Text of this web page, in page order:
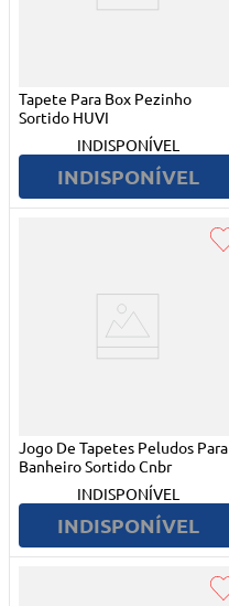
Tapete Para Box Pezinho
Sortido HUVI
INDISPONÍVEL
INDISPONÍVEL
Jogo De Tapetes Peludos Para
Banheiro Sortido Cnbr
INDISPONÍVEL
INDISPONÍVEL